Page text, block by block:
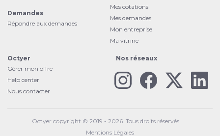
Demandes
Répondre aux demandes
Mes cotations
Mes demandes
Mon entreprise
Ma vitrine
Octyer
Gérer mon offre
Help center
Nous contacter
Nos réseaux
Octyer copyright © 2019 - 2026. Tous droits réservés.
Mentions Légales